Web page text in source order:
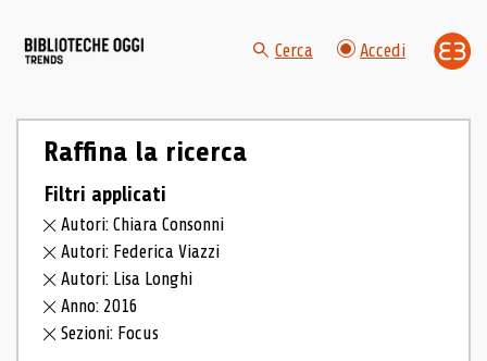
Cerca Accedi
Raffina la ricerca
Filtri applicati
Autori: Chiara Consonni
Autori: Federica Viazzi
Autori: Lisa Longhi
Anno: 2016
Sezioni: Focus